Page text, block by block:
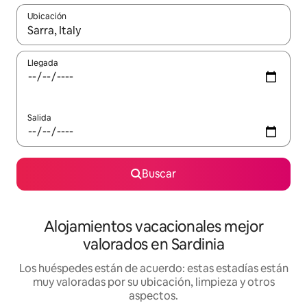
Ubicación
Cuando los resultados estén disponibles, navega con las
Llegada
Salida
Buscar
Alojamientos vacacionales mejor
valorados en Sardinia
Los huéspedes están de acuerdo: estas estadías están
muy valoradas por su ubicación, limpieza y otros
aspectos.